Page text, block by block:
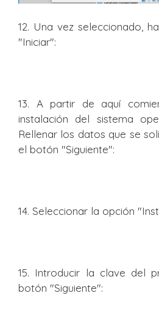
12. Una vez seleccionado,
"Iniciar":
13. A partir de aquí
instalación del sistema
Rellenar los datos que se
el botón "Siguiente":
14. Seleccionar la opción
15. Introducir la clave del
botón "Siguiente":